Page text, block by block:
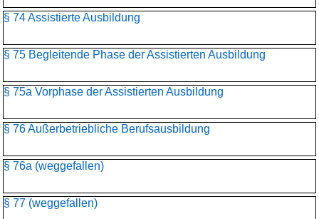
§ 74 Assistierte Ausbildung
§ 75 Begleitende Phase der Assistierten Ausbildung
§ 75a Vorphase der Assistierten Ausbildung
§ 76 Außerbetriebliche Berufsausbildung
§ 76a (weggefallen)
§ 77 (weggefallen)